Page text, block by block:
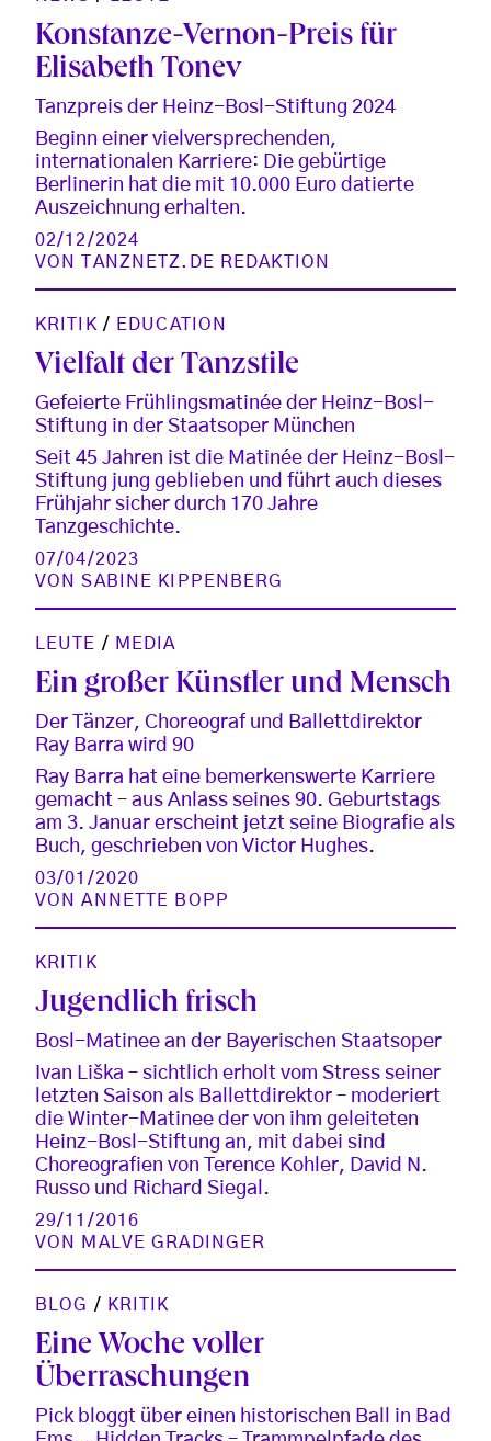
Konstanze-Vernon-Preis für
Elisabeth Tonev
Tanzpreis der Heinz-Bosl-Stiftung 2024
Beginn einer vielversprechenden,
internationalen Karriere: Die gebürtige
Berlinerin hat die mit 10.000 Euro datierte
Auszeichnung erhalten.
02/12/2024
VON
TANZNETZ.DE REDAKTION
KRITIK / EDUCATION
Vielfalt der Tanzstile
Gefeierte Frühlingsmatinée der Heinz-Bosl-
Stiftung in der Staatsoper München
Seit 45 Jahren ist die Matinée der Heinz-Bosl-
Stiftung jung geblieben und führt auch dieses
Frühjahr sicher durch 170 Jahre
Tanzgeschichte.
07/04/2023
VONSABINE KIPPENBERG
LEUTE / MEDIA
Ein großer Künstler und Mensch
Der Tänzer, Choreograf und Ballettdirektor
Ray Barra wird 90
Ray Barra hat eine bemerkenswerte Karriere
gemacht – aus Anlass seines 90. Geburtstags
am 3. Januar erscheint jetzt seine Biografie als
Buch, geschrieben von Victor Hughes.
03/01/2020
VONANNETTE BOPP
KRITIK
Jugendlich frisch
Bosl-Matinee an der Bayerischen Staatsoper
Ivan Liška – sichtlich erholt vom Stress seiner
letzten Saison als Ballettdirektor – moderiert
die Winter-Matinee der von ihm geleiteten
Heinz-Bosl-Stiftung an, mit dabei sind
Choreografien von Terence Kohler, David N.
Russo und Richard Siegal.
29/11/2016
VON MALVE GRADINGER
BLOG / KRITIK
Eine Woche voller
Überraschungen
Pick bloggt über einen historischen Ball in Bad